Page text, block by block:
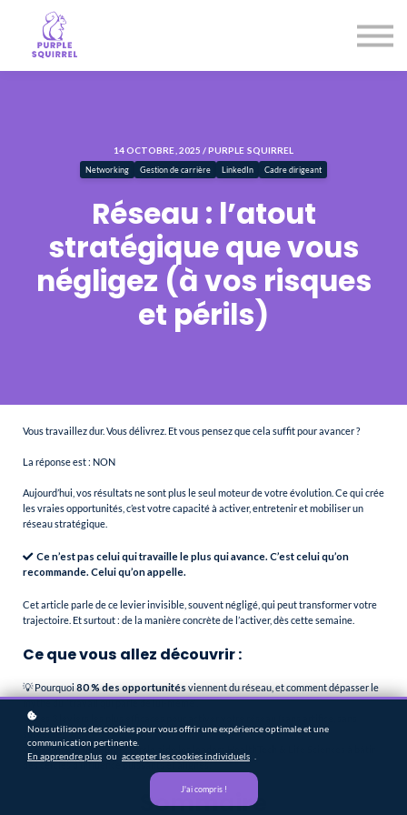
14 OCTOBRE, 2025 / PURPLE SQUIRREL
Networking Gestion de carrière LinkedIn Cadre dirigeant
Réseau : l’atout
stratégique que vous
négligez (à vos risques
et périls)
Vous travaillez dur. Vous délivrez. Et vous pensez que cela suffit pour avancer ?
La réponse est : NON
Aujourd’hui, vos résultats ne sont plus le seul moteur de votre évolution. Ce qui crée
les vraies opportunités, c’est votre capacité à activer, entretenir et mobiliser un
réseau stratégique.
Ce n’est pas celui qui travaille le plus qui avance. C’est celui qu’on
recommande. Celui qu’on appelle.
Cet article parle de ce levier invisible, souvent négligé, qui peut transformer votre
trajectoire. Et surtout : de la manière concrète de l’activer, dès cette semaine.
Ce que vous allez découvrir :
💡 Pourquoi 80 % des opportunités viennent du réseau, et comment dépasser le
mythe du “travail qui parle de lui-même”.
🎯 Les 3 leviers les plus efficaces pour activer votre réseau (sans artifice, sans
survente).
🤝 Comment The Purple Circle aide les leaders HealthTech & Life Sciences à bâtir
des cercles d’influence puissants et alignés.
Sommaire
Nous utilisons des cookies pour vous offrir une expérience optimale et une
communication pertinente.
En apprendre plus ou accepter les cookies individuels
J'ai compris !